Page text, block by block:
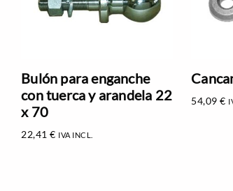
Bulón para enganche
con tuerca y arandela 22
x 70
22,41€ IVA INCL.
54,09€